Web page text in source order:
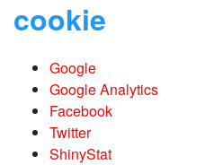
cookie
Google
Google Analytics
Facebook
Twitter
ShinyStat